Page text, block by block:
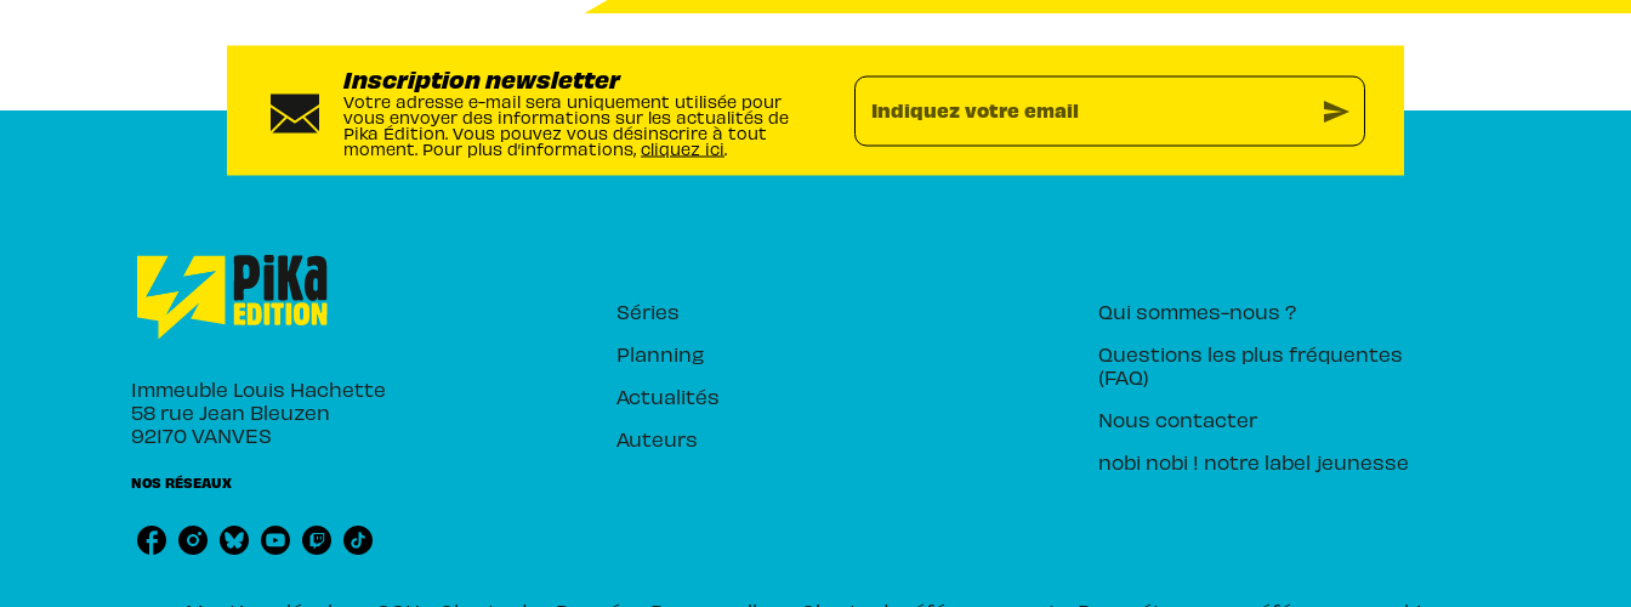
Inscription newsletter
Votre adresse e-mail sera uniquement utilisée pour
vous envoyer des informations sur les actualités de
Pika Édition. Vous pouvez vous désinscrire à tout
moment. Pour plus d’informations, cliquez ici.
Indiquez votre email send
Immeuble Louis Hachette
58 rue Jean Bleuzen
92170 VANVES
NOS RÉSEAUX
Séries
Planning
Actualités
Auteurs
Qui sommes-nous ?
Questions les plus fréquentes
(FAQ)
Nous contacter
nobi nobi ! notre label jeunesse